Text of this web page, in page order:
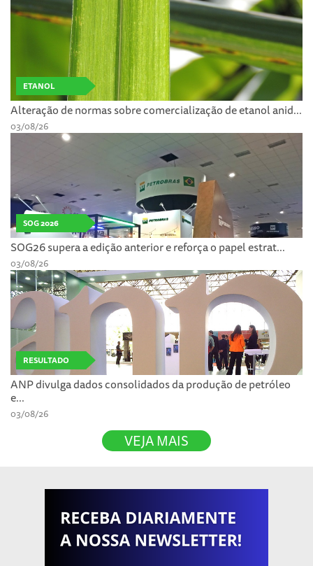
ETANOL
Alteração de normas sobre comercialização de etanol anid...
03/08/26
SOG 2026
SOG26 supera a edição anterior e reforça o papel estrat...
03/08/26
RESULTADO
ANP divulga dados consolidados da produção de petróleo
e...
03/08/26
VEJA MAIS